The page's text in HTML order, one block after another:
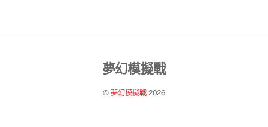
Back
Top
夢幻模擬戰
© 夢幻模擬戰2026